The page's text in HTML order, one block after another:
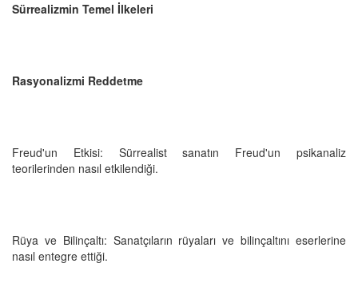
Sürrealizmin Temel İlkeleri
Rasyonalizmi Reddetme
Freud'un Etkisi: Sürrealist sanatın Freud'un psikanaliz
teorilerinden nasıl etkilendiği.
Rüya ve Bilinçaltı: Sanatçıların rüyaları ve bilinçaltını eserlerine
nasıl entegre ettiği.